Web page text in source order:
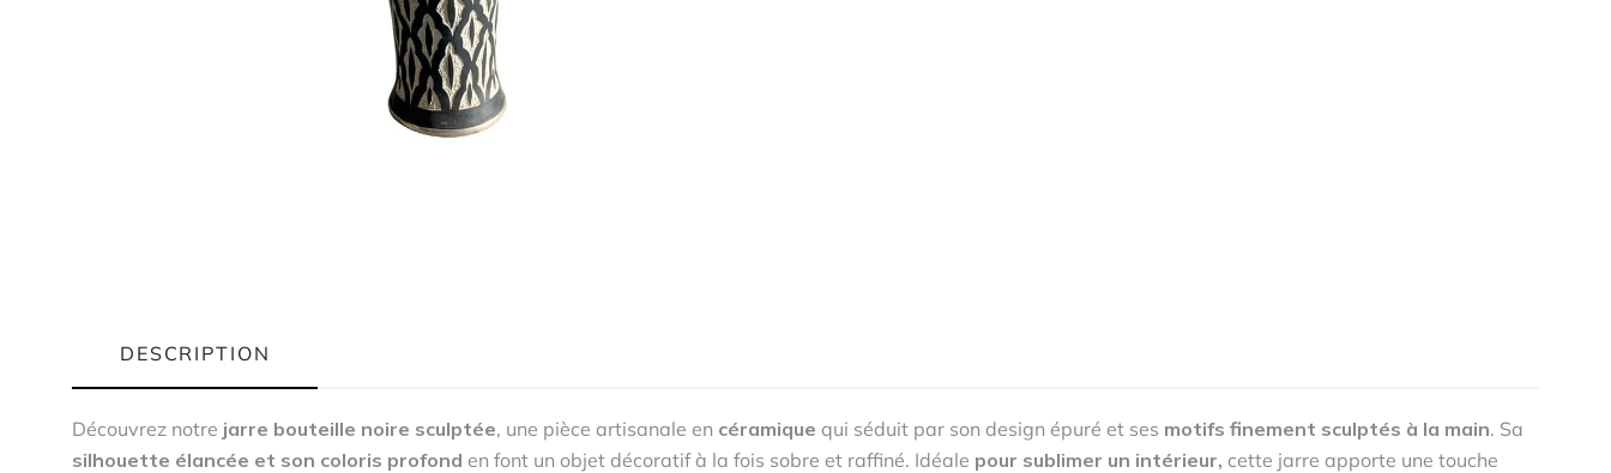
DESCRIPTION
Découvrez notre jarre bouteille noire sculptée, une pièce artisanale en céramique qui séduit par son design épuré et ses motifs finement sculptés à la main. Sa
silhouette élancée et son coloris profond en font un objet décoratif à la fois sobre et raffiné. Idéale pour sublimer un intérieur, cette jarre apporte une touche